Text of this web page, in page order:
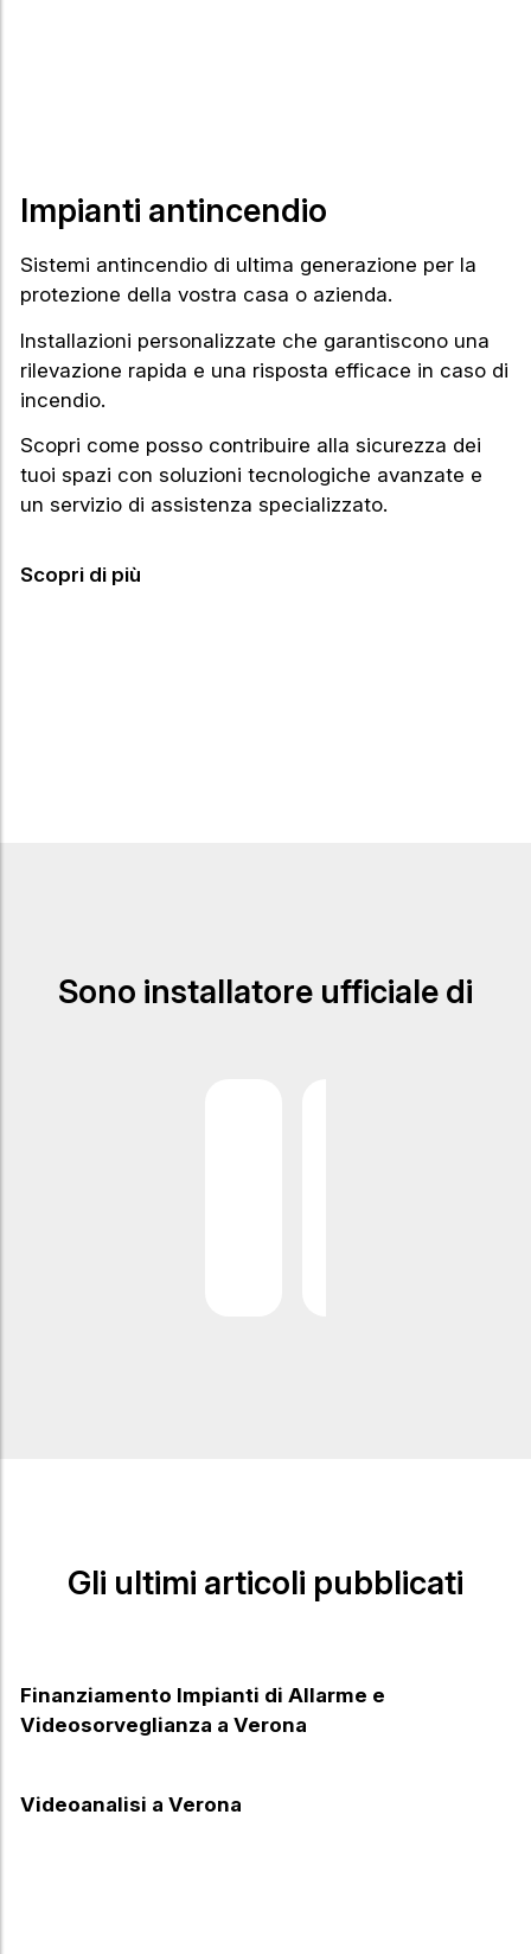
Impianti antincendio
Sistemi antincendio di ultima generazione per la
protezione della vostra casa o azienda.
Installazioni personalizzate che garantiscono una
rilevazione rapida e una risposta efficace in caso di
incendio.
Scopri come posso contribuire alla sicurezza dei
tuoi spazi con soluzioni tecnologiche avanzate e
un servizio di assistenza specializzato.
Scopri di più
Sono installatore ufficiale di
Gli ultimi articoli pubblicati
Finanziamento Impianti di Allarme e
Videosorveglianza a Verona
Videoanalisi a Verona